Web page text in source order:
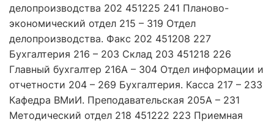
делопроизводства 202 451225 241 Планово-
экономический отдел 215 – 319 Отдел
делопроизводства. Факс 202 451208 227
Бухгалтерия 216 – 203 Склад 203 451218 226
Главный бухгалтер 216А – 304 Отдел информации и
отчетности 204 – 269 Бухгалтерия. Касса 217 – 233
Кафедра ВМиИ. Преподавательская 205А – 231
Методический отдел 218 451222 223 Приемная